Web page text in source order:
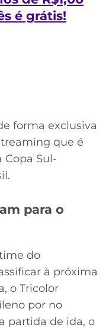
é grátis!
forma exclusiva
que é
Copa Sul-
para o
do
à próxima
o Tricolor
por no
partida de ida, o